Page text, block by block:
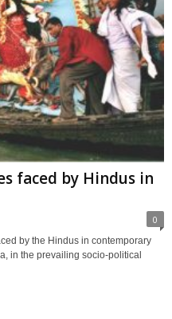
faced by Hindus in
0
by the Hindus in contemporary
in the prevailing socio-political